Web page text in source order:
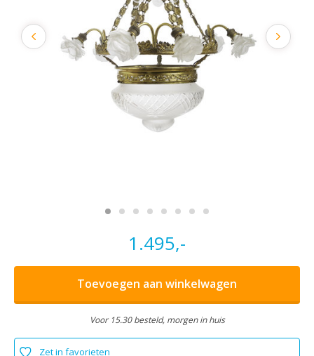
1.495,-
Toevoegen aan winkelwagen
Voor 15.30 besteld, morgen in huis
Zet in favorieten